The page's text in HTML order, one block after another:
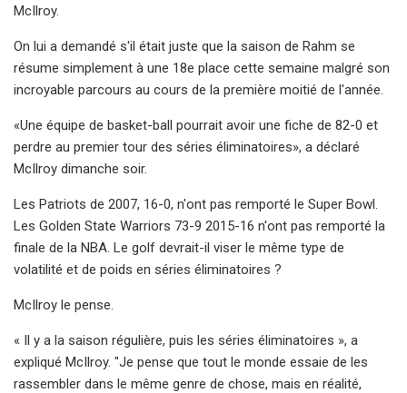
McIlroy.
On lui a demandé s'il était juste que la saison de Rahm se
résume simplement à une 18e place cette semaine malgré son
incroyable parcours au cours de la première moitié de l'année.
«Une équipe de basket-ball pourrait avoir une fiche de 82-0 et
perdre au premier tour des séries éliminatoires», a déclaré
McIlroy dimanche soir.
Les Patriots de 2007, 16-0, n'ont pas remporté le Super Bowl.
Les Golden State Warriors 73-9 2015-16 n'ont pas remporté la
finale de la NBA. Le golf devrait-il viser le même type de
volatilité et de poids en séries éliminatoires ?
McIlroy le pense.
« Il y a la saison régulière, puis les séries éliminatoires », a
expliqué McIlroy. "Je pense que tout le monde essaie de les
rassembler dans le même genre de chose, mais en réalité,